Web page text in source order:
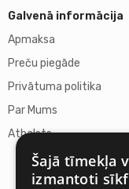
Galvenā informācija
Apmaksa
Preču piegāde
Privātuma politika
Par Mums
Atbalsts
Šajā tīmekļa
izmantoti